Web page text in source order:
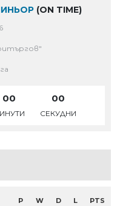
(ON TIME)
00 00
СЕКУДНИ
P W D L PTS